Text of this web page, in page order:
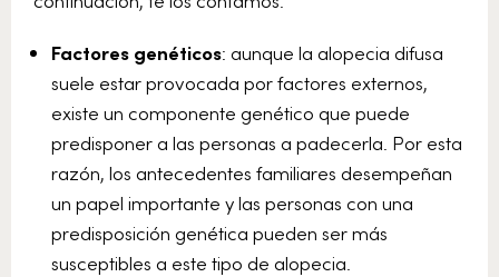
Factores genéticos: aunque la alopecia difusa
suele estar provocada por factores externos,
existe un componente genético que puede
predisponer a las personas a padecerla. Por esta
razón, los antecedentes familiares desempeñan
un papel importante y las personas con una
predisposición genética pueden ser más
susceptibles a este tipo de alopecia.